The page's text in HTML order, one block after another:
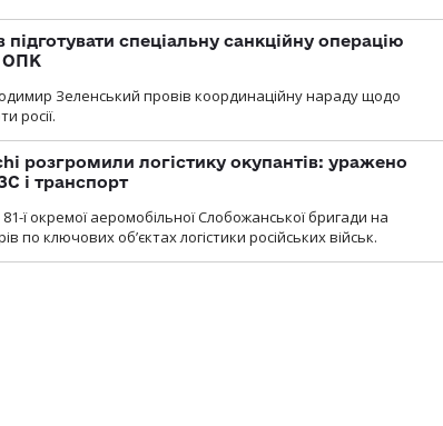
спеціальну санкційну операцію
ОПК
Зеленський провів координаційну нараду щодо
росії.
розгромили логістику окупантів: уражено
і транспорт
ї окремої аеромобільної Слобожанської бригади на
по ключових об’єктах логістики російських військ.